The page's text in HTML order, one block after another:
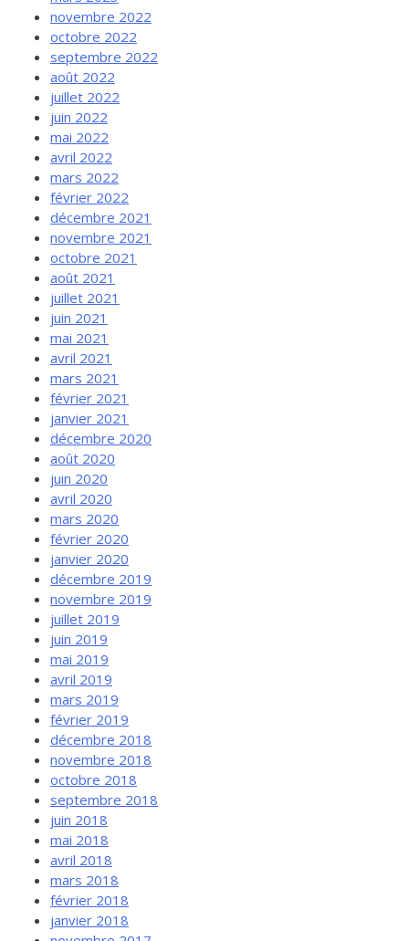
novembre 2022
octobre 2022
septembre 2022
août 2022
juillet 2022
juin 2022
mai 2022
avril 2022
mars 2022
février 2022
décembre 2021
novembre 2021
octobre 2021
août 2021
juillet 2021
juin 2021
mai 2021
avril 2021
mars 2021
février 2021
janvier 2021
décembre 2020
août 2020
juin 2020
avril 2020
mars 2020
février 2020
janvier 2020
décembre 2019
novembre 2019
juillet 2019
juin 2019
mai 2019
avril 2019
mars 2019
février 2019
décembre 2018
novembre 2018
octobre 2018
septembre 2018
juin 2018
mai 2018
avril 2018
mars 2018
février 2018
janvier 2018